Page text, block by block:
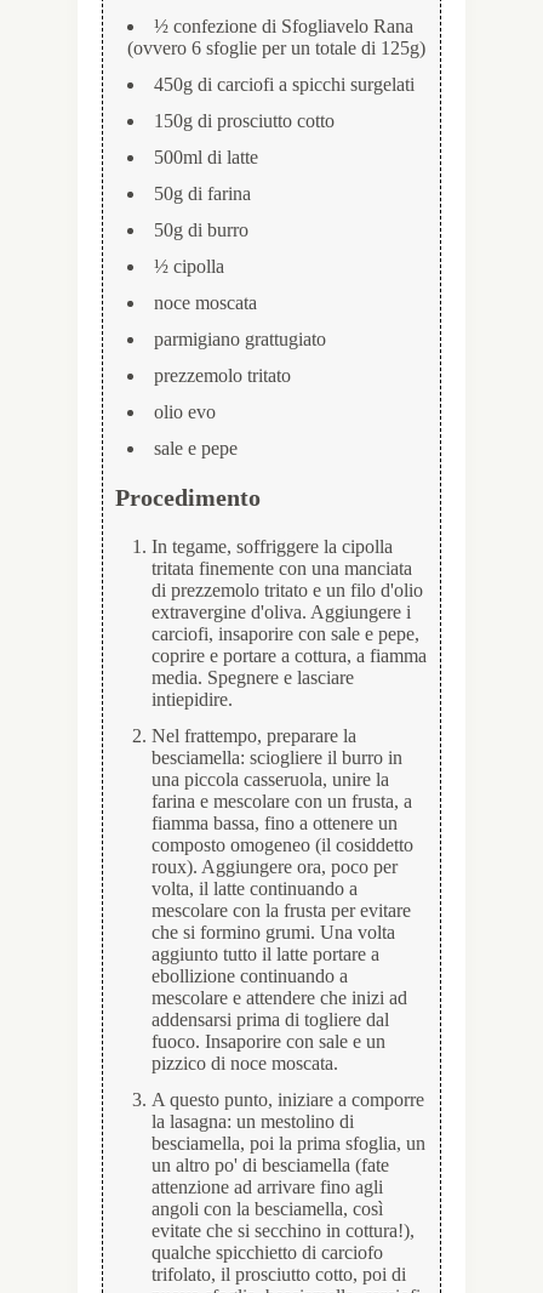
½ confezione di Sfogliavelo Rana
(ovvero 6 sfoglie per un totale di 125g)
450g di carciofi a spicchi surgelati
150g di prosciutto cotto
500ml di latte
50g di farina
50g di burro
½ cipolla
noce moscata
parmigiano grattugiato
prezzemolo tritato
olio evo
sale e pepe
Procedimento
In tegame, soffriggere la cipolla
tritata finemente con una manciata
di prezzemolo tritato e un filo d'olio
extravergine d'oliva. Aggiungere i
carciofi, insaporire con sale e pepe,
coprire e portare a cottura, a fiamma
media. Spegnere e lasciare
intiepidire.
Nel frattempo, preparare la
besciamella: sciogliere il burro in
una piccola casseruola, unire la
farina e mescolare con un frusta, a
fiamma bassa, fino a ottenere un
composto omogeneo (il cosiddetto
roux). Aggiungere ora, poco per
volta, il latte continuando a
mescolare con la frusta per evitare
che si formino grumi. Una volta
aggiunto tutto il latte portare a
ebollizione continuando a
mescolare e attendere che inizi ad
addensarsi prima di togliere dal
fuoco. Insaporire con sale e un
pizzico di noce moscata.
A questo punto, iniziare a comporre
la lasagna: un mestolino di
besciamella, poi la prima sfoglia, un
un altro po' di besciamella (fate
attenzione ad arrivare fino agli
angoli con la besciamella, così
evitate che si secchino in cottura!),
qualche spicchietto di carciofo
trifolato, il prosciutto cotto, poi di